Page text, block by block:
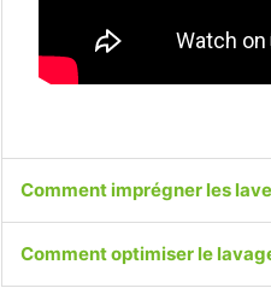
Comment imprégner les
Comment optimiser le